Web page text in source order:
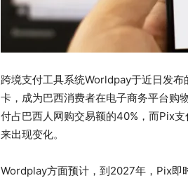
跨境支付工具系统Worldpay于近日发
卡，成为巴西消费者在电子商务平台购
付占巴西人网购交易额的40%，而Pix
来出现变化。
Wordplay方面预计，到2027年，Pix即